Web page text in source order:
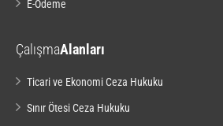
E-Ödeme
ÇalışmaAlanları
Ticari ve Ekonomi Ceza Hukuku
Sınır Ötesi Ceza Hukuku